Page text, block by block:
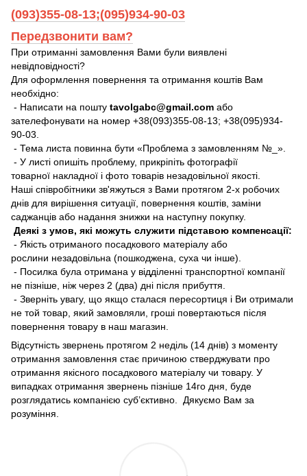
(093)355-08-13;(095)934-90-03
Передзвонити вам?
При отриманні замовлення Вами були виявлені
невідповідності?
Для оформлення повернення та отримання коштів Вам
необхідно:
- Написати на пошту tavolgabc@gmail.com або
зателефонувати на номер +38(093)355-08-13; +38(095)934-
90-03.
- Тема листа повинна бути «Проблема з замовленням №_».
- У листі опишіть проблему, прикріпіть фотографії
товарної накладної і фото товарів незадовільної якості.
Наші співробітники зв'яжуться з Вами протягом 2-х робочих
днів для вирішення ситуації, повернення коштів, заміни
саджанців або надання знижки на наступну покупку.
Деякі з умов, які можуть служити підставою компенсації:
- Якість отриманого посадкового матеріалу або
рослини незадовільна (пошкоджена, суха чи інше).
- Посилка була отримана у відділенні транспортної компанії
не пізніше, ніж через 2 (два) дні після прибуття.
- Зверніть увагу, що якщо сталася пересортиця і Ви отримали
не той товар, який замовляли, гроші повертаються після
повернення товару в наш магазин.
Відсутність звернень протягом 2 неділь (14 днів) з моменту
отримання замовлення стає причиною стверджувати про
отримання якісного посадкового матеріалу чи товару. У
випадках отримання звернень пізніше 14го дня, буде
розглядатись компанією суб’єктивно. Дякуємо Вам за
розуміння.